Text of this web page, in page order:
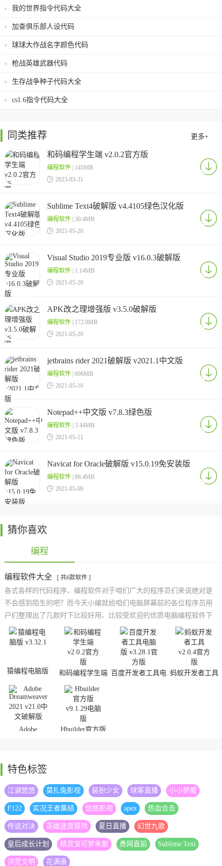
我的世界指令代码大全
加查俱乐部人设代码
球球大作战名字颜色代码
枪战英雄武器代码
生存战争种子代码大全
cs1.6指令代码大全
同类推荐 更多+
和码编程学生端 v2.0.2官方版
编程软件| 145MB
 2023-03-31
Sublime Text4破解版 v4.4105绿色汉化版
编程软件| 30.4MB
 2021-05-20
Visual Studio 2019专业版 v16.0.3破解版
编程软件| 1.14MB
 2021-05-20
APK改之理增强版 v3.5.0破解版
编程软件| 172.0MB
 2021-05-20
jetbrains rider 2021破解版 v2021.1中文版
编程软件| 696MB
 2021-05-16
Notepad++中文版 v7.8.3绿色版
编程软件| 3.44MB
 2021-05-11
Navicat for Oracle破解版 v15.0.19免安装版
编程软件| 88.4MB
 2021-05-09
猜你喜欢
编程
编程软件大全 [ 共6款软件 ]
各式各样的代码程序、编程软件对于咱们广大的程序员们来说绝对是
不会感到陌生的吧？而今天小编就给咱们电脑屏幕前的各位程序员用
户们整理出了几款时下比较好用、比较受欢迎的优质电脑编程软件下
载资源，它们不仅非常适合广大的资深程序员们， 它们还非常适合咱
们的编程小白用户，所以想学习编程代码以及想使用它们来提升工作
效率的朋友们都可以前来下载试用一下它们哟！而且小编还将会不断
的为大家搜集整理出更多有关于它们的下载资源，欢迎各位朋友前来
猿编程电脑版 和码编程学生端 百度开发者工具电 蚂蚁开发者工具
Adobe
Hbuilder官方版
特色标签
江湖悠悠 莫扎兔影视 装扮少女 球客直播 小小梦魇
F122 实况王者集结 悠悠影视 apex 热血合击
传说对决 英雄迷宫冒险 夏日直播 幻世九歌
皇后成长计划 精灵宝可梦朱紫 勇网直前 Sublime Text
洪荒文明 花满唐